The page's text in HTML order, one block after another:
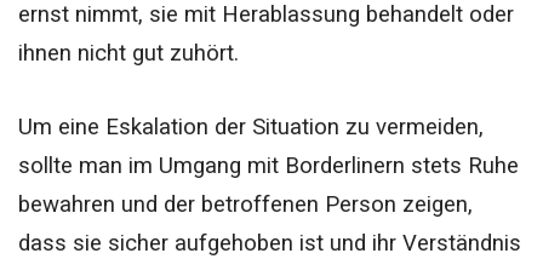
ernst nimmt, sie mit Herablassung behandelt oder
ihnen nicht gut zuhört.
Um eine Eskalation der Situation zu vermeiden,
sollte man im Umgang mit Borderlinern stets Ruhe
bewahren und der betroffenen Person zeigen,
dass sie sicher aufgehoben ist und ihr Verständnis